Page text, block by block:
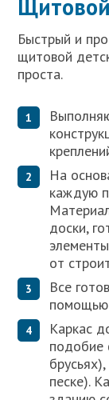
Быстрый и
щитовой
проста.
На
каждую
доски,
от
Все
помощью
Каркас
подобие
песке).